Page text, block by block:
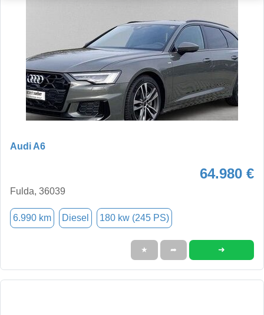
Audi A6
64.980 €
Fulda, 36039
6.990 km Diesel 180 kw (245 PS)
★ ➦ ➜